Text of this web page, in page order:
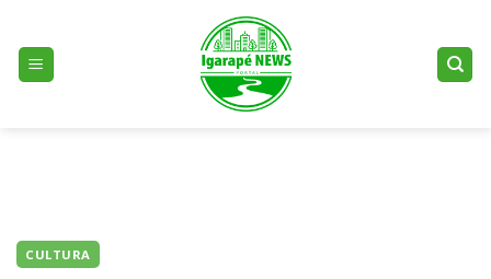
content
CULTURA